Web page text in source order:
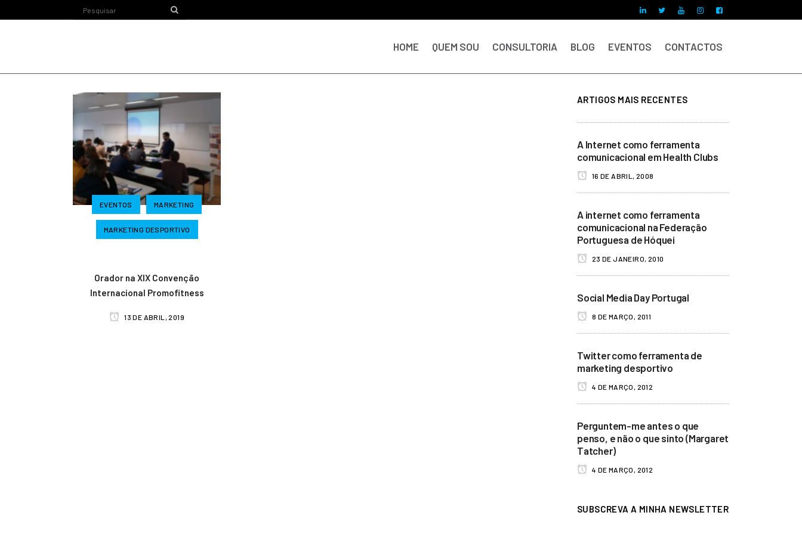
HOME QUEM SOU CONSULTORIA BLOG EVENTOS CONTACTOS
EVENTOS MARKETING
MARKETING DESPORTIVO
Orador na XIX Convenção
Internacional Promofitness
13 DE ABRIL, 2019
ARTIGOS MAIS RECENTES
A Internet como ferramenta
comunicacional em Health Clubs
16 DE ABRIL, 2008
A internet como ferramenta
comunicacional na Federação
Portuguesa de Hóquei
23 DE JANEIRO, 2010
Social Media Day Portugal
8 DE MARÇO, 2011
Twitter como ferramenta de
marketing desportivo
4 DE MARÇO, 2012
Perguntem-me antes o que
penso, e não o que sinto (Margaret
Tatcher)
4 DE MARÇO, 2012
SUBSCREVA A MINHA NEWSLETTER